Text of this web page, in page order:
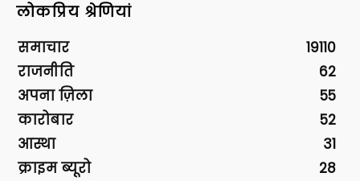
लोकप्रिय श्रेणियां
समाचार
19110
राजनीति
62
अपना ज़िला
55
कारोबार
52
आस्था
31
क्राइम ब्यूरो
28